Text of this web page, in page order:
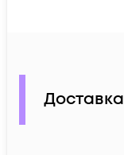
Доставка